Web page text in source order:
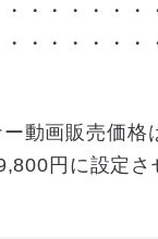
・・・・・・
・・・・・・
動画販売価格
円に設定さ